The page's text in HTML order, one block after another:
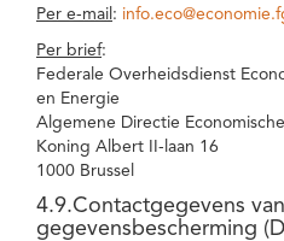
Per e-mail :
Per brief:
Federale Overheidsdienst
en Energie
Algemene Directie
Koning Albert II-laan 16
1000 Brussel
4.9.Contactgegevens
gegevensbescherming